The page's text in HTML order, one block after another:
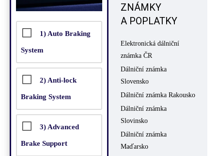
1) Auto Braking
System
2) Anti-lock
Braking System
3) Advanced
Brake Support
ZNÁMKY
A POPLATKY
Elektronická dálniční
známka ČR
Dálniční známka
Slovensko
Dálniční známka Rakousko
Dálniční známka
Slovinsko
Dálniční známka
Maďarsko